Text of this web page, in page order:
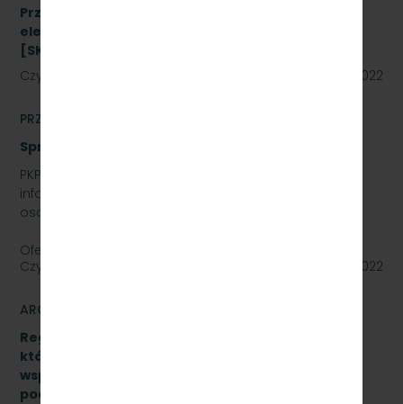
Przetarg nieograniczony na zakup energii
elektrycznej nietrakcyjnej na rok 2023
[SKMMU.086.48.22]
Czytaj dalej
02 września 2022
PRZETARGI
Sprzedaż auta osobowego Skoda SuperB
PKP SZYBKA KOLEJ MIEJSKA W TRÓJMIEŚCIE SP. Z O.O.
informuje, że wystawia na sprzedaż samochód
osobowy Skoda SuperB.
Oferty należy składać do dnia…
Czytaj dalej
01 września 2022
ARCHIWUM
Regulamin udzielania zamówień publicznych,
których wartość jest niższa niż 130 000 zł netto,
współfinansowanych z środków pomocowych,
pochodzących z Funduszy UE